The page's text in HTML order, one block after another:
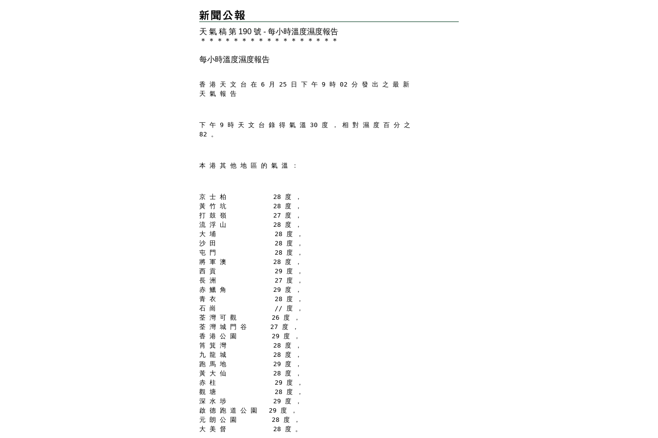
天 氣 稿 第 190 號 - 每小時溫度濕度報告
＊
＊ ＊ ＊ ＊ ＊ ＊ ＊ ＊ ＊ ＊ ＊ ＊ ＊ ＊ ＊ ＊
每小時溫度濕度報告
香 港 天 文 台 在 6 月 25 日 下 午 9 時 02 分 發 出 之 最 新
天 氣 報 告
下 午 9 時 天 文 台 錄 得 氣 溫 30 度 ， 相 對 濕 度 百 分 之
82 。
本 港 其 他 地 區 的 氣 溫 ：
京 士 柏            28 度 ，
黃 竹 坑            28 度 ，
打 鼓 嶺            27 度 ，
流 浮 山            28 度 ，
大 埔               28 度 ，
沙 田               28 度 ，
屯 門               28 度 ，
將 軍 澳            28 度 ，
西 貢               29 度 ，
長 洲               27 度 ，
赤 鱲 角            29 度 ，
青 衣               28 度 ，
石 崗               // 度 ，
荃 灣 可 觀         26 度 ，
荃 灣 城 門 谷      27 度 ，
香 港 公 園         29 度 ，
筲 箕 灣            28 度 ，
九 龍 城            28 度 ，
跑 馬 地            29 度 ，
黃 大 仙            28 度 ，
赤 柱               29 度 ，
觀 塘               28 度 ，
深 水 埗            29 度 ，
啟 德 跑 道 公 園   29 度 ，
元 朗 公 園         28 度 ，
大 美 督            28 度 。